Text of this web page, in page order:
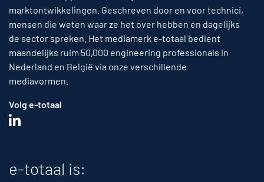
marktontwikkelingen. Geschreven door en voor technici,
mensen die weten waar ze het over hebben en dagelijks
de sector spreken. Het mediamerk e-totaal bedient
maandelijks ruim 50,000 engineering professionals in
Nederland en België via onze verschillende
mediavormen.
Volg e-totaal
e-totaal is: